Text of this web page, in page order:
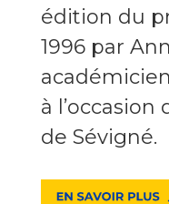
édition du
1996 par
à
de Sévigné.